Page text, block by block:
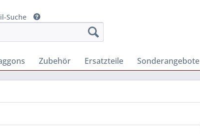
Suche
Zubehör Ersatzteile Sonderangebote